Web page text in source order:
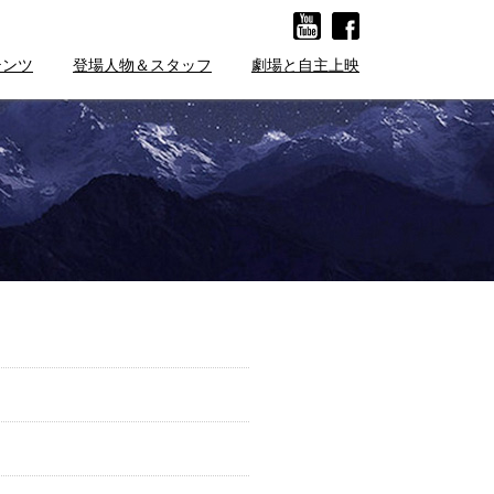
ツ 登場人物＆スタッフ 劇場と自主上映